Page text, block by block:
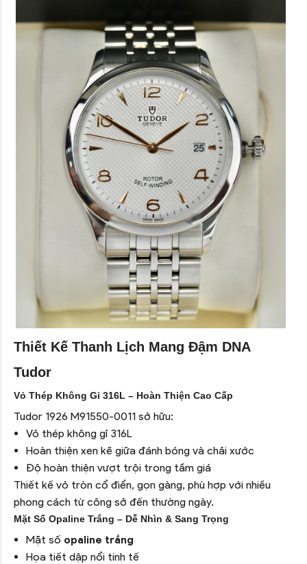
Thiết Kế Thanh Lịch Mang Đậm DNA
Tudor
Vỏ Thép Không Gỉ 316L – Hoàn Thiện Cao Cấp
Tudor 1926 M91550-0011 sở hữu:
Vỏ thép không gỉ 316L
Hoàn thiện xen kẽ giữa đánh bóng và chải xước
Độ hoàn thiện vượt trội trong tầm giá
Thiết kế vỏ tròn cổ điển, gọn gàng, phù hợp với nhiều
phong cách từ công sở đến thường ngày.
Mặt Số Opaline Trắng – Dễ Nhìn & Sang Trọng
Mặt số opaline trắng
Họa tiết dập nổi tinh tế